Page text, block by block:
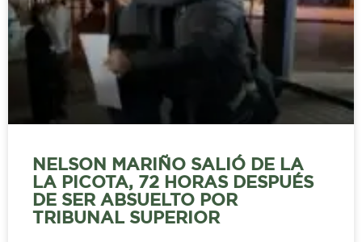
NELSON MARIÑO SALIÓ DE LA
LA PICOTA, 72 HORAS DESPUÉS
DE SER ABSUELTO POR
TRIBUNAL SUPERIOR